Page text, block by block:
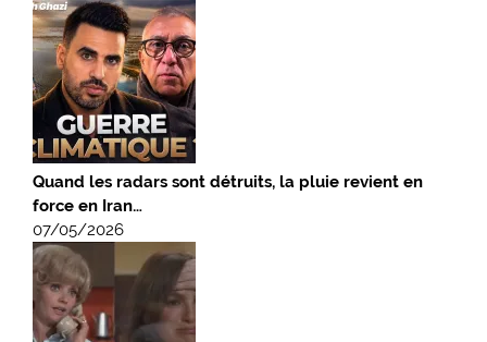
Quand les radars sont détruits, la pluie revient en
force en Iran…
07/05/2026